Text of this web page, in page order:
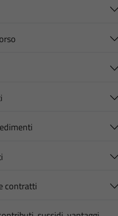
contratti